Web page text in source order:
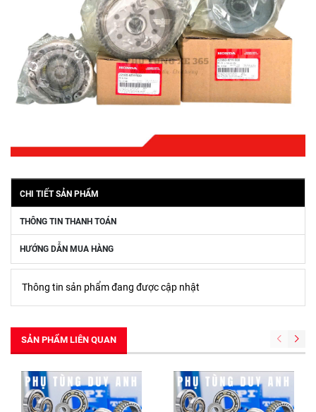
CHI TIẾT SẢN PHẨM
THÔNG TIN THANH TOÁN
HƯỚNG DẪN MUA HÀNG
Thông tin sản phẩm đang được cập nhật
SẢN PHẨM LIÊN QUAN